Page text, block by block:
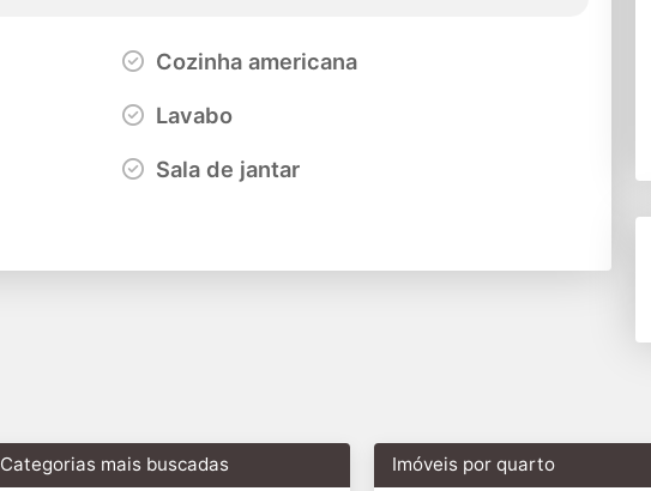
Cozinha americana
Lavabo
Sala de jantar
Categorias mais buscadas
Imóveis por quarto